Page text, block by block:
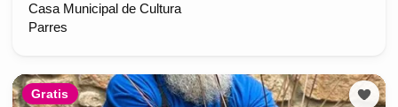
Casa Municipal de Cultura
Parres
Gratis